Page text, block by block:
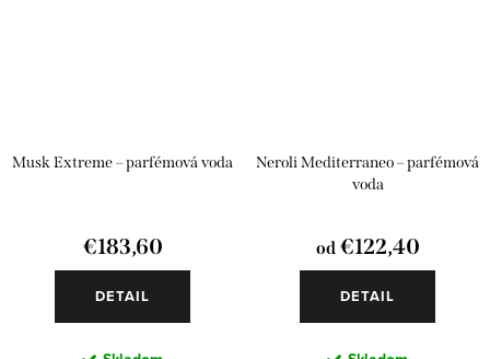
Musk Extreme – parfémová voda
€183,60
DETAIL
Neroli Mediterraneo – parfémová
voda
od €122,40
DETAIL